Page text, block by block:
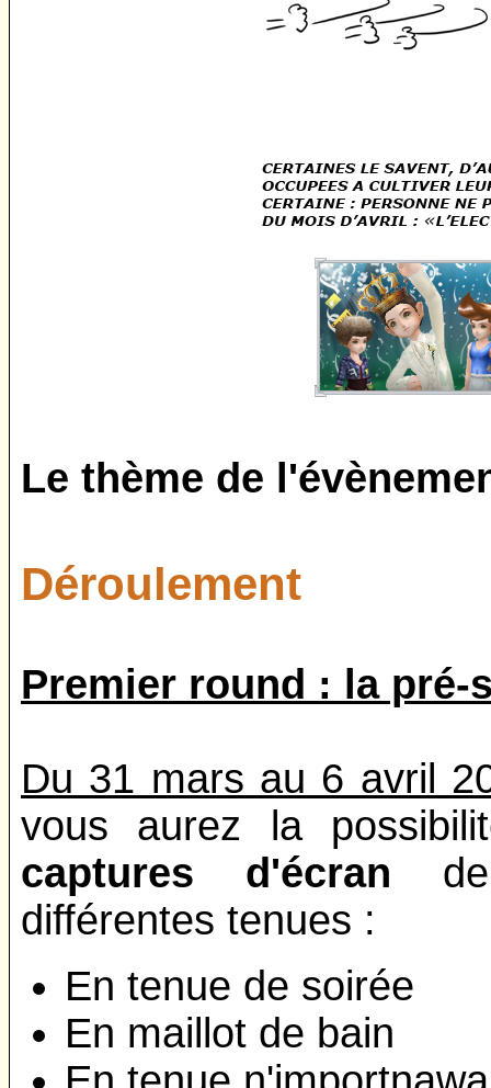
Le thème de
Déroulement
Premier round : la pré-
Du 31 mars au 6 avril
vous aurez la
captures d'écran de
différentes tenues :
En tenue de soirée
En maillot de bain